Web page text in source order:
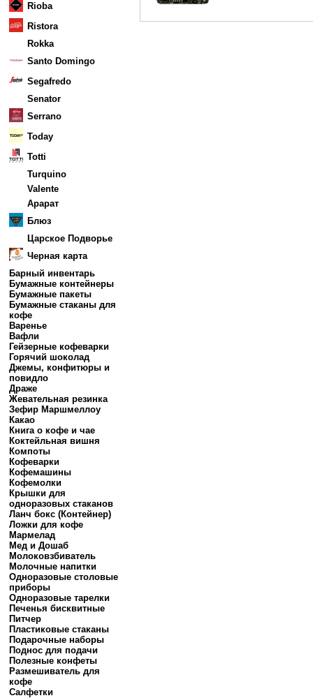
Rioba
Ristora
Rokka
Santo Domingo
Segafredo
Senator
Serrano
Today
Totti
Turquino
Valente
Арарат
Блюз
Царское Подворье
Черная карта
Барный инвентарь
Бумажные контейнеры
Бумажные пакеты
Бумажные стаканы для
кофе
Варенье
Вафли
Гейзерные кофеварки
Горячий шоколад
Джемы, конфитюры и
повидло
Драже
Жевательная резинка
Зефир Маршмеллоу
Какао
Книга о кофе и чае
Коктейльная вишня
Компоты
Кофеварки
Кофемашины
Кофемолки
Крышки для
одноразовых стаканов
Ланч бокс (Контейнер)
Ложки для кофе
Мармелад
Мед и Дошаб
Молоковзбиватель
Молочные напитки
Одноразовые столовые
приборы
Одноразовые тарелки
Печенья бисквитные
Питчер
Пластиковые стаканы
Подарочные наборы
Поднос для подачи
Полезные конфеты
Размешиватель для
кофе
Салфетки